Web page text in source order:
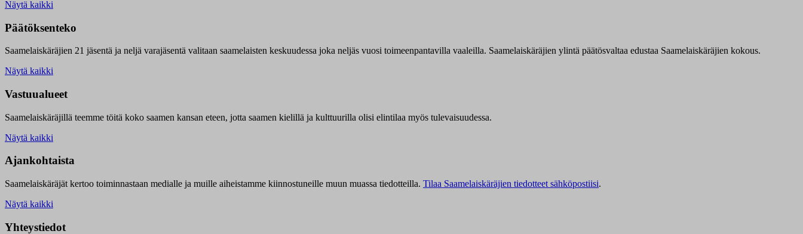
Näytä kaikki
Päätöksenteko
Saamelaiskäräjien 21 jäsentä ja neljä varajäsentä valitaan saamelaisten keskuudessa joka neljäs vuosi toimeenpantavilla vaaleilla. Saamelaiskäräjien ylintä päätösvaltaa edustaa Saamelaiskäräjien kokous.
Näytä kaikki
Vastuualueet
Saamelaiskäräjillä teemme töitä koko saamen kansan eteen, jotta saamen kielillä ja kulttuurilla olisi elintilaa myös tulevaisuudessa.
Näytä kaikki
Ajankohtaista
Saamelaiskäräjät kertoo toiminnastaan medialle ja muille aiheistamme kiinnostuneille muun muassa tiedotteilla. Tilaa Saamelaiskäräjien tiedotteet sähköpostiisi.
Näytä kaikki
Yhteystiedot